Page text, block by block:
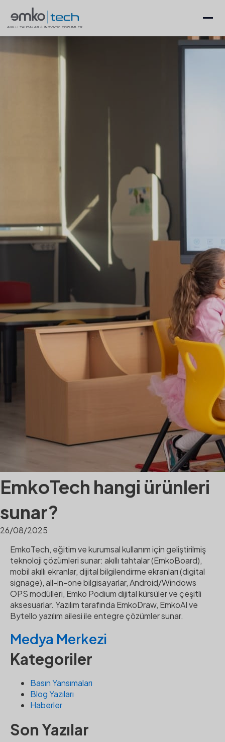
EmkoTech hangi ürünleri
sunar?
26/08/2025
EmkoTech, eğitim ve kurumsal kullanım için geliştirilmiş
teknoloji çözümleri sunar: akıllı tahtalar (EmkoBoard),
mobil akıllı ekranlar, dijital bilgilendirme ekranları (digital
signage), all-in-one bilgisayarlar, Android/Windows
OPS modülleri, Emko Podium dijital kürsüler ve çeşitli
aksesuarlar. Yazılım tarafında EmkoDraw, EmkoAI ve
Bytello yazılım ailesi ile entegre çözümler sunar.
Medya Merkezi
Kategoriler
Basın Yansımaları
Blog Yazıları
Haberler
Son Yazılar